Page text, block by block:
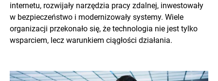
internetu, rozwijały narzędzia pracy zdalnej, inwestowały
w bezpieczeństwo i modernizowały systemy. Wiele
organizacji przekonało się, że technologia nie jest tylko
wsparciem, lecz warunkiem ciągłości działania.